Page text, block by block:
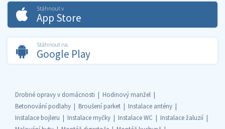
Stáhnout v
App Store
Stáhnout na
Google Play
Drobné opravy v domácnosti
Hodinový manžel
Betonování podlahy
Broušení parket
Instalace antény
Instalace bojleru
Instalace myčky Instalace WC
Instalace žaluzií